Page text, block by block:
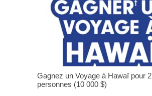
Gagnez un Voyage à Hawaï pour 2
personnes (10 000 $)